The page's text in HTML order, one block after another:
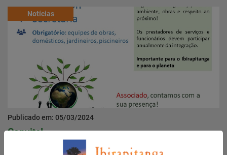
Notícias
Publicado em: 05/03/2024
Convite!